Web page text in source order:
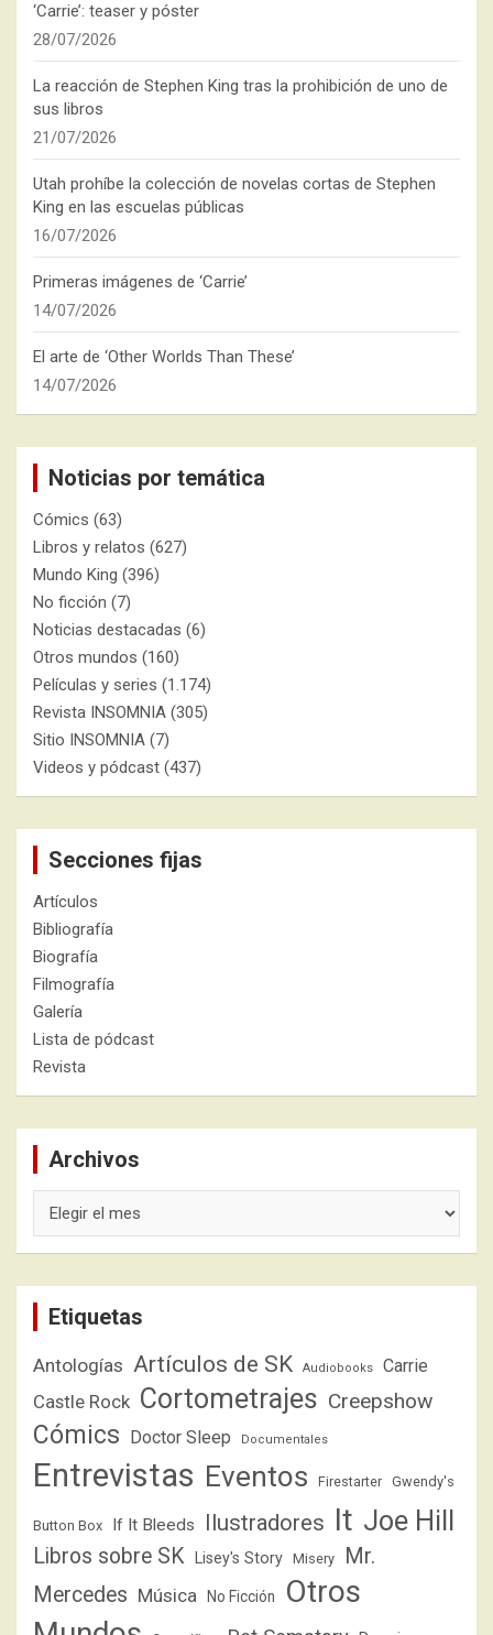
‘Carrie’: teaser y póster
28/07/2026
La reacción de Stephen King tras la prohibición de uno de
sus libros
21/07/2026
Utah prohíbe la colección de novelas cortas de Stephen
King en las escuelas públicas
16/07/2026
Primeras imágenes de ‘Carrie’
14/07/2026
El arte de ‘Other Worlds Than These’
14/07/2026
Noticias por temática
Cómics (63)
Libros y relatos (627)
Mundo King (396)
No ficción (7)
Noticias destacadas (6)
Otros mundos (160)
Películas y series (1.174)
Revista INSOMNIA (305)
Sitio INSOMNIA (7)
Videos y pódcast (437)
Secciones fijas
Artículos
Bibliografía
Biografía
Filmografía
Galería
Lista de pódcast
Revista
Archivos
Etiquetas
Antologías Artículos de SK Audiobooks Carrie
Castle Rock Cortometrajes Creepshow
Cómics Doctor Sleep Documentales
Entrevistas Eventos Firestarter Gwendy's
Button Box If It Bleeds Ilustradores It Joe Hill
Libros sobre SK Lisey's Story Misery
Mr.
Mercedes Música No Ficción
Otros